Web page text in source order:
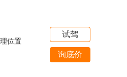
试驾
询底价